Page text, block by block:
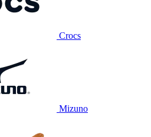
Crocs
Mizuno